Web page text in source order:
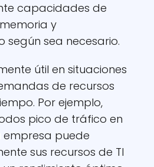
capacidades de
y
según sea necesario.
útil en situaciones
de recursos
Por ejemplo,
pico de tráfico en
empresa puede
sus recursos de TI